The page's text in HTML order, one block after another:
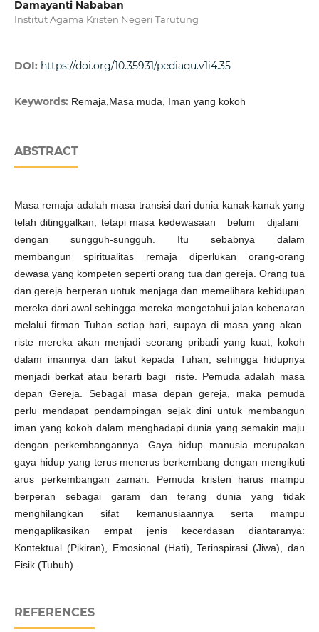
Damayanti Nababan
Institut Agama Kristen Negeri Tarutung
DOI: https://doi.org/10.35931/pediaqu.v1i4.35
Keywords: Remaja,Masa muda, Iman yang kokoh
ABSTRACT
Masa remaja adalah masa transisi dari dunia kanak-kanak yang
telah ditinggalkan, tetapi masa kedewasaan belum dijalani
dengan sungguh-sungguh. Itu sebabnya dalam
membangun spiritualitas remaja diperlukan orang-orang
dewasa yang kompeten seperti orang tua dan gereja. Orang tua
dan gereja berperan untuk menjaga dan memelihara kehidupan
mereka dari awal sehingga mereka mengetahui jalan kebenaran
melalui firman Tuhan setiap hari, supaya di masa yang akan
riste mereka akan menjadi seorang pribadi yang kuat, kokoh
dalam imannya dan takut kepada Tuhan, sehingga hidupnya
menjadi berkat atau berarti bagi riste. Pemuda adalah masa
depan Gereja. Sebagai masa depan gereja, maka pemuda
perlu mendapat pendampingan sejak dini untuk membangun
iman yang kokoh dalam menghadapi dunia yang semakin maju
dengan perkembangannya. Gaya hidup manusia merupakan
gaya hidup yang terus menerus berkembang dengan mengikuti
arus perkembangan zaman. Pemuda kristen harus mampu
berperan sebagai garam dan terang dunia yang tidak
menghilangkan sifat kemanusiaannya serta mampu
mengaplikasikan empat jenis kecerdasan diantaranya:
Kontektual (Pikiran), Emosional (Hati), Terinspirasi (Jiwa), dan
Fisik (Tubuh).
REFERENCES